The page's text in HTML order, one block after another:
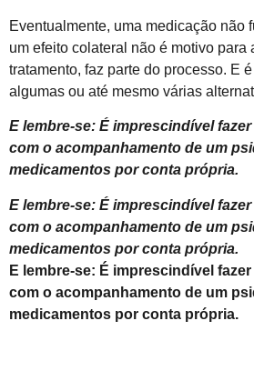
Eventualmente, uma medicação não
um efeito colateral não é motivo para
tratamento, faz parte do processo. E
algumas ou até mesmo várias
E lembre-se: É imprescindível
com o acompanhamento de um
medicamentos por conta própria.
E lembre-se: É imprescindível
com o acompanhamento de um
medicamentos por conta própria.
E lembre-se: É imprescindível
com o acompanhamento de um
medicamentos por conta própria.